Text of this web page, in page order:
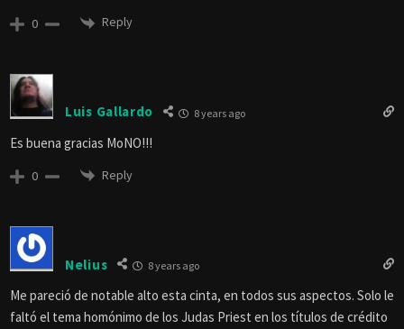
0 Reply
Luis Gallardo 8 years ago
Es buena gracias MoNO!!!
0 Reply
Nelius 8 years ago
Me pareció de notable alto esta cinta, en todos sus aspectos. Solo le
faltó el tema homónimo de los Judas Priest en los títulos de crédito